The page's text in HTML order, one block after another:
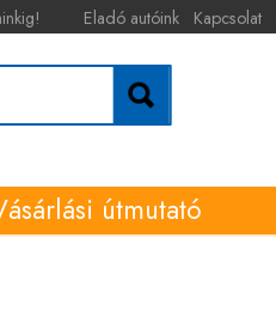
Eladó autóink Kapcsolat
útmutató